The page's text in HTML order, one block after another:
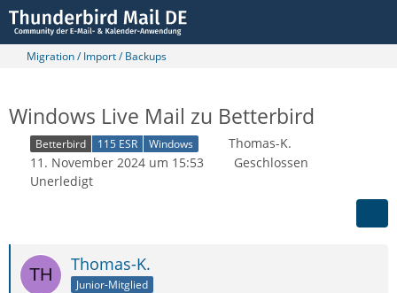
Migration / Import / Backups
Windows Live Mail zu Betterbird
Betterbird 115 ESR Windows
Thomas-K.
11. November 2024 um 15:53
Geschlossen
Unerledigt
Thomas-K.
Junior-Mitglied